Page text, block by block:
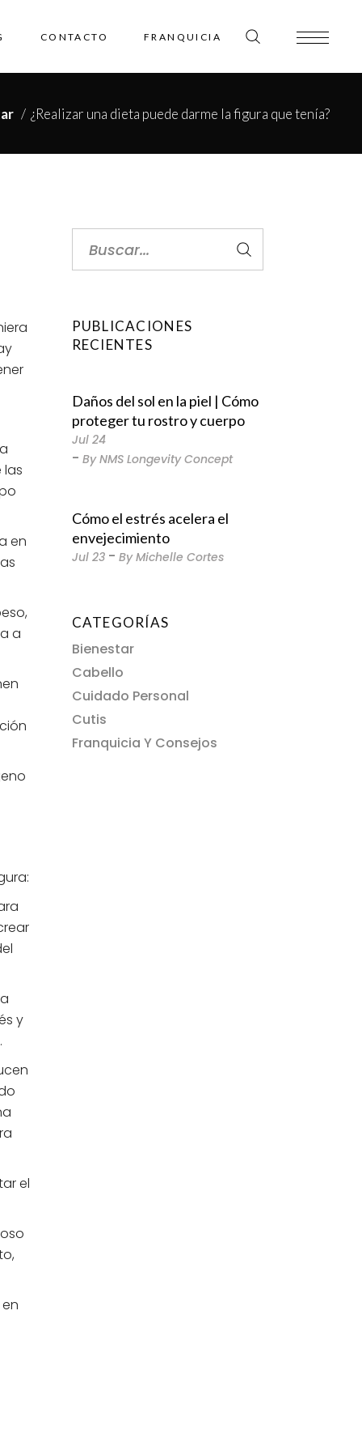
CONTACTO FRANQUICIA
/ ¿Realizar una dieta puede darme la figura que tenía?
las
en
a
y
el
for:
PUBLICACIONES
RECIENTES
Daños del sol en la piel | Cómo
proteger tu rostro y cuerpo
Jul 24
ByNMS Longevity Concept
Cómo el estrés acelera el
envejecimiento
Jul 23 ByMichelle Cortes
CATEGORÍAS
Bienestar
Cabello
Cuidado Personal
Cutis
Franquicia Y Consejos